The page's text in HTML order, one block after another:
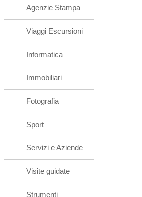
Agenzie Stampa
Viaggi Escursioni
Informatica
Immobiliari
Fotografia
Sport
Servizi e Aziende
Visite guidate
Strumenti